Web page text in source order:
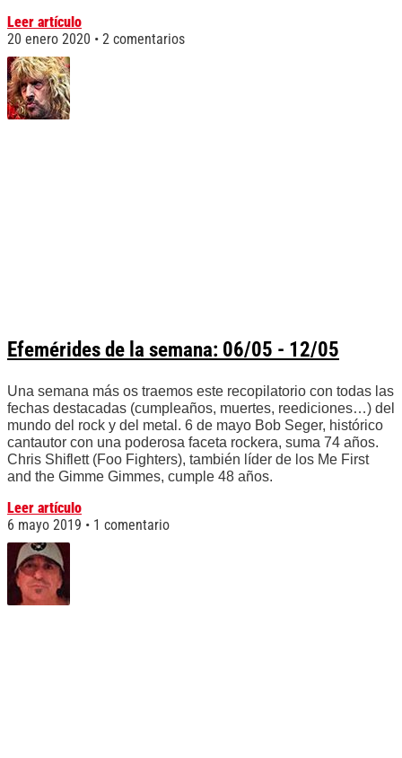
Leer artículo
20 enero 2020
2 comentarios
Efemérides de la semana: 06/05 - 12/05
Una semana más os traemos este recopilatorio con todas las
fechas destacadas (cumpleaños, muertes, reediciones…) del
mundo del rock y del metal. 6 de mayo Bob Seger, histórico
cantautor con una poderosa faceta rockera, suma 74 años.
Chris Shiflett (Foo Fighters), también líder de los Me First
and the Gimme Gimmes, cumple 48 años.
Leer artículo
6 mayo 2019
1 comentario